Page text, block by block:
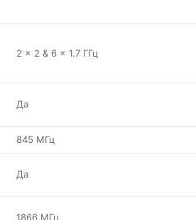
2 x 2 & 6 x 1.7 ГГц
Да
845 МГц
Да
1866 МГц